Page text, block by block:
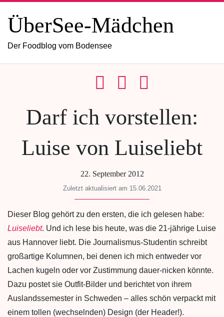
ÜberSee-Mädchen
Der Foodblog vom Bodensee
Darf ich vorstellen:
Luise von Luiseliebt
22. September 2012
Zuletzt aktualisiert am 15.06.2021
Dieser Blog gehört zu den ersten, die ich gelesen habe:
Luiseliebt. Und ich lese bis heute, was die 21-jährige Luise
aus Hannover liebt. Die Journalismus-Studentin schreibt
großartige Kolumnen, bei denen ich mich entweder vor
Lachen kugeln oder vor Zustimmung dauer-nicken könnte.
Dazu postet sie Outfit-Bilder und berichtet von ihrem
Auslandssemester in Schweden – alles schön verpackt mit
einem tollen (wechselnden) Design (der Header!).